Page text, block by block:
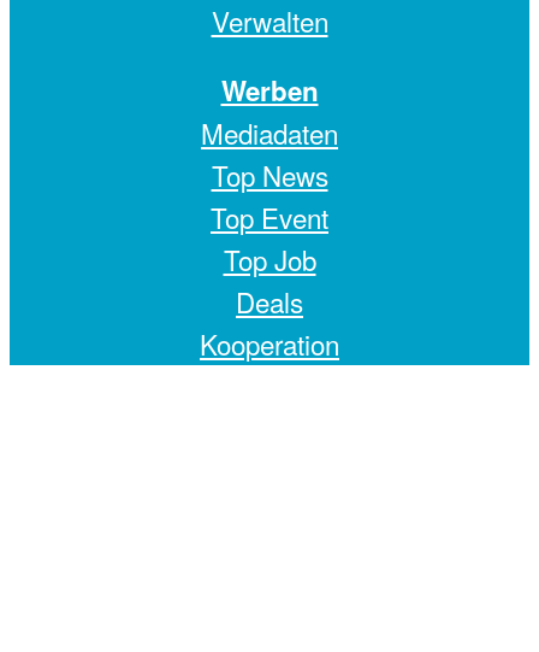
Verwalten
Werben
Mediadaten
Top News
Top Event
Top Job
Deals
Kooperation